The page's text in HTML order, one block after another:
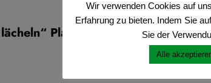
Plattdeutsches Theater der
Wir verwenden Cookies auf
Erfahrung zu bieten. Indem Sie
Sie der
Alle